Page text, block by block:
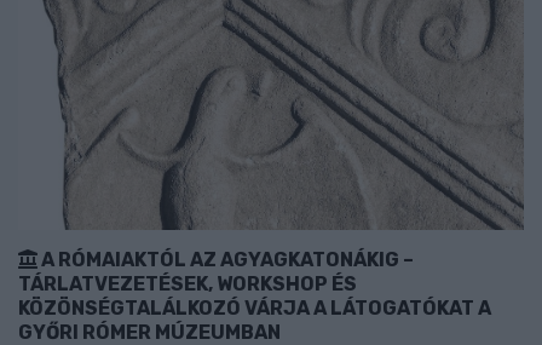
A RÓMAIAKTÓL AZ AGYAGKATONÁKIG –
TÁRLATVEZETÉSEK, WORKSHOP ÉS
KÖZÖNSÉGTALÁLKOZÓ VÁRJA A LÁTOGATÓKAT A
GYŐRI RÓMER MÚZEUMBAN